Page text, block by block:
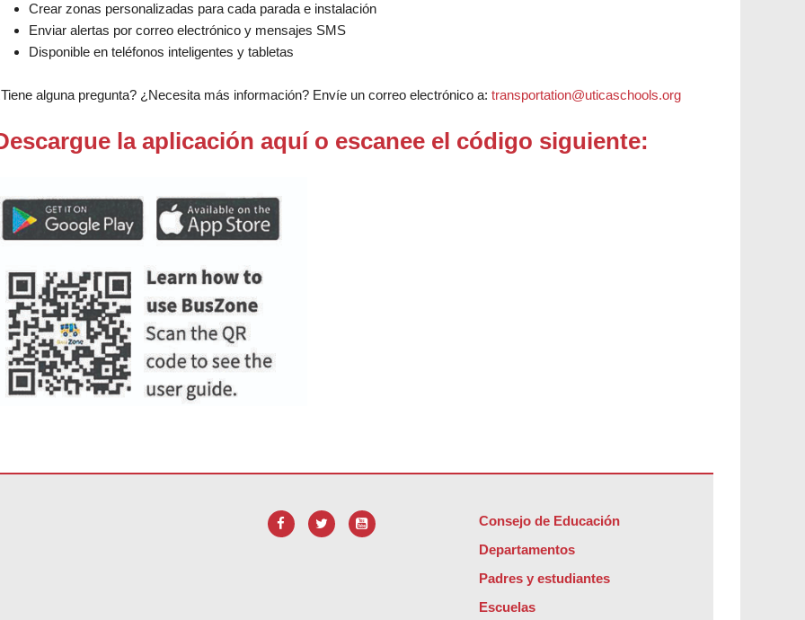
Crear zonas personalizadas para cada parada e instalación
Enviar alertas por correo electrónico y mensajes SMS
Disponible en teléfonos inteligentes y tabletas
alguna pregunta? ¿Necesita más información? Envíe un correo electrónico a: transportation@uticaschools.org
la aplicación aquí o escanee el código siguiente:
Consejo de Educación
Departamentos
Padres y estudiantes
Escuelas